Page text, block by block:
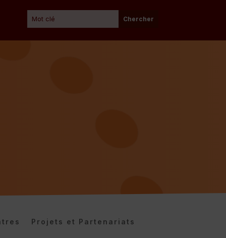
Projets et Partenariats